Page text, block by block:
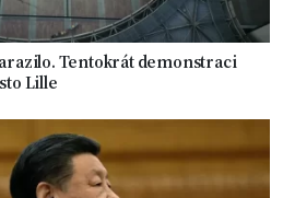
Tentokrát demonstraci
Lille